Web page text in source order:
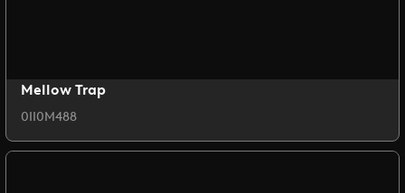
Mellow Trap
0II0M488